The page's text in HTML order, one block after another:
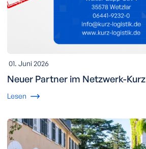
01. Juni 2026
Neuer Partner im Netzwerk-Kurz
Lesen